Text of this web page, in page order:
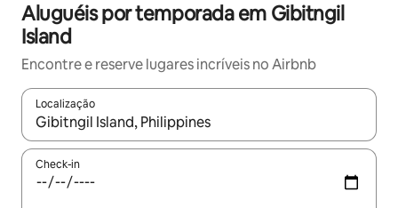
Aluguéis por temporada em Gibitngil
Island
Encontre e reserve lugares incríveis no Airbnb
Localização
Quando os resultados estiverem disponíveis, explore-os
Check-in